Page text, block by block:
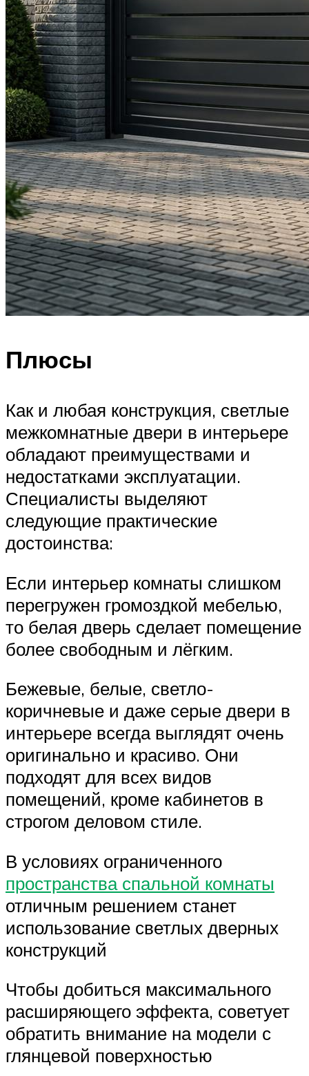
Плюсы
Как и любая конструкция, светлые
межкомнатные двери в интерьере
обладают преимуществами и
недостатками эксплуатации.
Специалисты выделяют
следующие практические
достоинства:
Если интерьер комнаты слишком
перегружен громоздкой мебелью,
то белая дверь сделает помещение
более свободным и лёгким.
Бежевые, белые, светло-
коричневые и даже серые двери в
интерьере всегда выглядят очень
оригинально и красиво. Они
подходят для всех видов
помещений, кроме кабинетов в
строгом деловом стиле.
В условиях ограниченного
пространства спальной комнаты
отличным решением станет
использование светлых дверных
конструкций
Чтобы добиться максимального
расширяющего эффекта, советует
обратить внимание на модели с
глянцевой поверхностью